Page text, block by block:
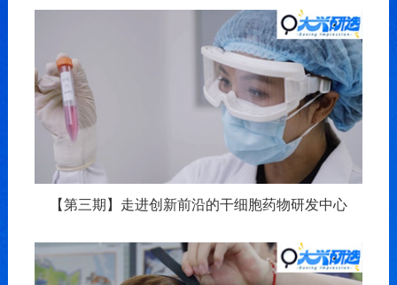
【第三期】走进创新前沿的干细胞药物研发中心